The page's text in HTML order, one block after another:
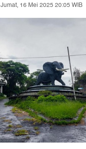
Jumat, 16 Mei 2025 20:05 WIB